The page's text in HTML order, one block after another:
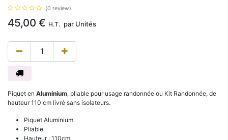
(0 review)
45,00 € H.T. par Unités
Piquet en Aluminium, pliable pour usage randonnée ou Kit Randonnée, de
hauteur 110 cm livré sans isolateurs.
Piquet Aluminium
Pliable
Hauteur : 110cm